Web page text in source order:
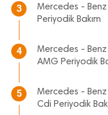
3
Mercedes -
Periyodik Bakım
4
Mercedes -
AMG Periyodik
5
Mercedes -
Cdi Periyodik